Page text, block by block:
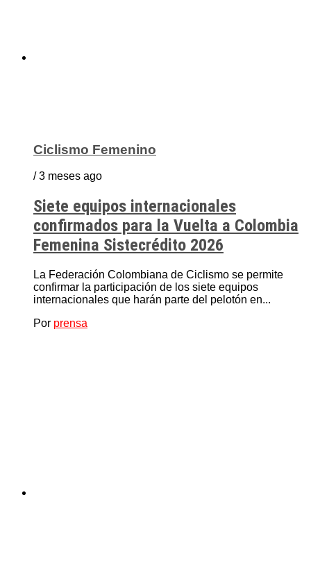
Ciclismo Femenino
/ 3 meses ago
Siete equipos internacionales
confirmados para la Vuelta a Colombia
Femenina Sistecrédito 2026
La Federación Colombiana de Ciclismo se permite
confirmar la participación de los siete equipos
internacionales que harán parte del pelotón en...
Por prensa